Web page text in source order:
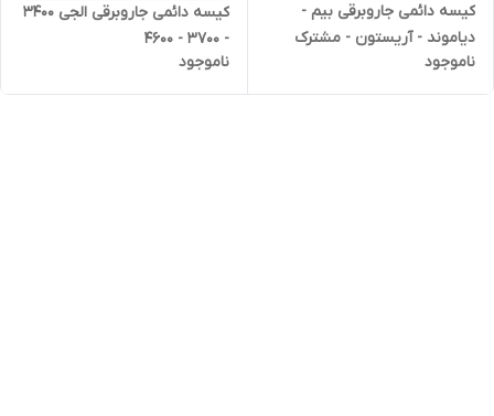
کیسه دائمی جاروبرقی بیم -
دیاموند - آریستون - مشترک
ناموجود
کیسه دائمی جاروبرقی الجی 3400
- 3700 - 4600
ناموجود